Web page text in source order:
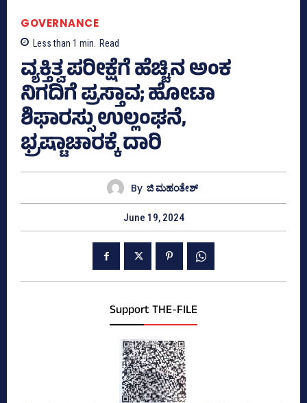
GOVERNANCE
Less than 1 min. Read
ವ್ಯಕ್ತಿತ್ವ ಪರೀಕ್ಷೆಗೆ ಹೆಚ್ಚಿನ ಅಂಕ
ನಿಗದಿಗೆ ಪ್ರಸ್ತಾವ; ಹೋಟಾ
ಶಿಫಾರಸ್ಸು ಉಲ್ಲಂಘನೆ,
ಭ್ರಷ್ಟಾಚಾರಕ್ಕೆ ದಾರಿ
By ಜಿ ಮಹಂತೇಶ್
June 19, 2024
Support THE-FILE